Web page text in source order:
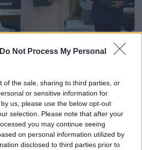
Do Not Process My Personal
of the sale, sharing to third parties, or
or sensitive information for
us, please use the below opt-out
selection. Please note that after your
you may continue seeing
on personal information utilized by
disclosed to third parties prior to
υπέγραψαν Τουρκία,
Πακιστάν